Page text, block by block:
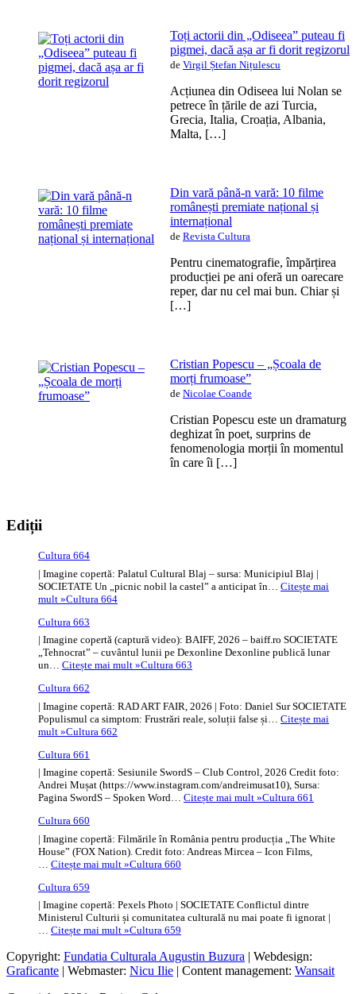
Toți actorii din „Odiseea” puteau fi
pigmei, dacă așa ar fi dorit regizorul
de Virgil Ștefan Nițulescu
Acțiunea din Odiseea lui Nolan se
petrece în țările de azi Turcia,
Grecia, Italia, Croația, Albania,
Malta, […]
Din vară până-n vară: 10 filme
românești premiate național și
internațional
de Revista Cultura
Pentru cinematografie, împărțirea
producției pe ani oferă un oarecare
reper, dar nu cel mai bun. Chiar și
[…]
Cristian Popescu – „Școala de
morți frumoase”
de Nicolae Coande
Cristian Popescu este un dramaturg
deghizat în poet, surprins de
fenomenologia morții în momentul
în care îi […]
Ediții
Cultura 664
| Imagine copertă: Palatul Cultural Blaj – sursa: Municipiul Blaj |
SOCIETATE Un „picnic nobil la castel” a anticipat în… Citește mai
mult »Cultura 664
Cultura 663
| Imagine copertă (captură video): BAIFF, 2026 – baiff.ro SOCIETATE
„Tehnocrat” – cuvântul lunii pe Dexonline Dexonline publică lunar
un… Citește mai mult »Cultura 663
Cultura 662
| Imagine copertă: RAD ART FAIR, 2026 | Foto: Daniel Sur SOCIETATE
Populismul ca simptom: Frustrări reale, soluții false și… Citește mai
mult »Cultura 662
Cultura 661
| Imagine copertă: Sesiunile SwordS – Club Control, 2026 Credit foto:
Andrei Mușat (https://www.instagram.com/andreimusat10), Sursa:
Pagina SwordS – Spoken Word… Citește mai mult »Cultura 661
Cultura 660
| Imagine copertă: Filmările în România pentru producția „The White
House” (FOX Nation). Credit foto: Andreas Mircea – Icon Films,
Citește mai mult »Cultura 660
Cultura 659
| Imagine copertă: Pexels Photo | SOCIETATE Conflictul dintre
Ministerul Culturii și comunitatea culturală nu mai poate fi ignorat |
… Citește mai mult »Cultura 659
Copyright: Fundatia Culturala Augustin Buzura | Webdesign:
Graficante | Webmaster: Nicu Ilie | Content management: Wansait